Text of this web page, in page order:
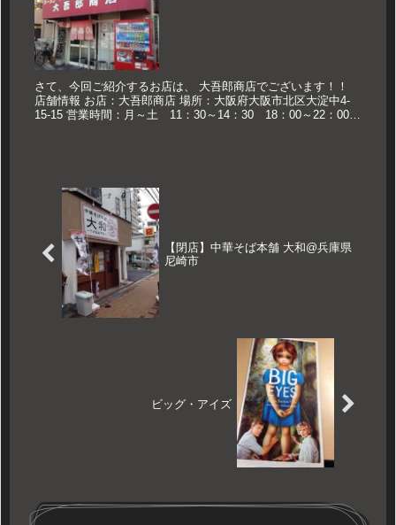
さて、今回ご紹介するお店は、 大吾郎商店でございます！！
店舗情報 お店：大吾郎商店 場所：大阪府大阪市北区大淀中4-
15-15 営業時間：月～土 11：30～14：30 18：00～22：00
【閉店】中華そば本舗 大和@兵庫県
尼崎市
ビッグ・アイズ